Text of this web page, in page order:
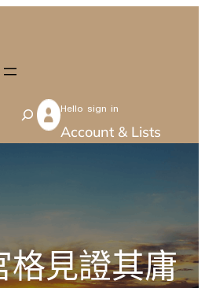
S
e
Hello sign in
Account & Lists
格見證其庸